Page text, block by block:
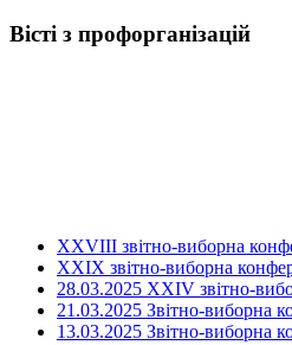
Вісті з профорганізацій
ХХVIII звітно-виборна
XXIX звітно-виборна
28.03.2025 ХХІV звітно-
21.03.2025 Звітно-виборна
13.03.2025 Звітно-виборна